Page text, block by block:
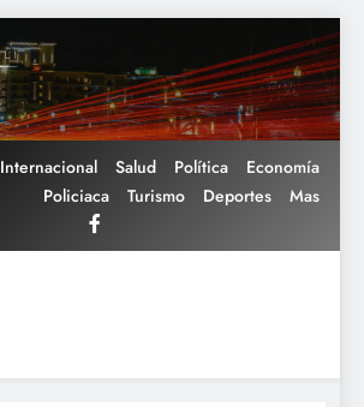
Internacional Salud Política
Economía
Policiaca
Turismo Deportes Mas